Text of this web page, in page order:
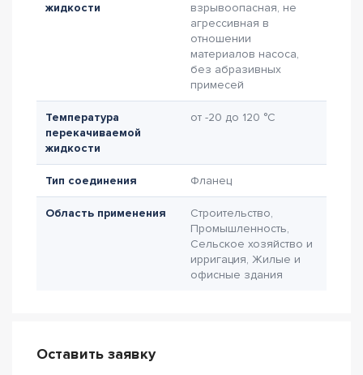
жидкости
взрывоопасная, не
агрессивная в
отношении
материалов насоса,
без абразивных
примесей
Температура
перекачиваемой
жидкости
от -20 до 120 °C
Тип соединения Фланец
Область применения
Строительство,
Промышленность,
Сельское хозяйство и
ирригация, Жилые и
офисные здания
Оставить заявку